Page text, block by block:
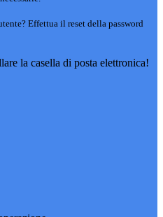
Effettua il reset della password
la casella di posta elettronica!